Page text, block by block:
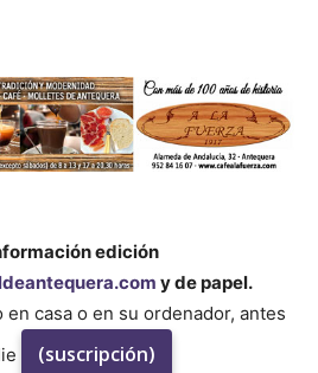
edición
y de papel.
en casa o en su ordenador, antes
(suscripción)